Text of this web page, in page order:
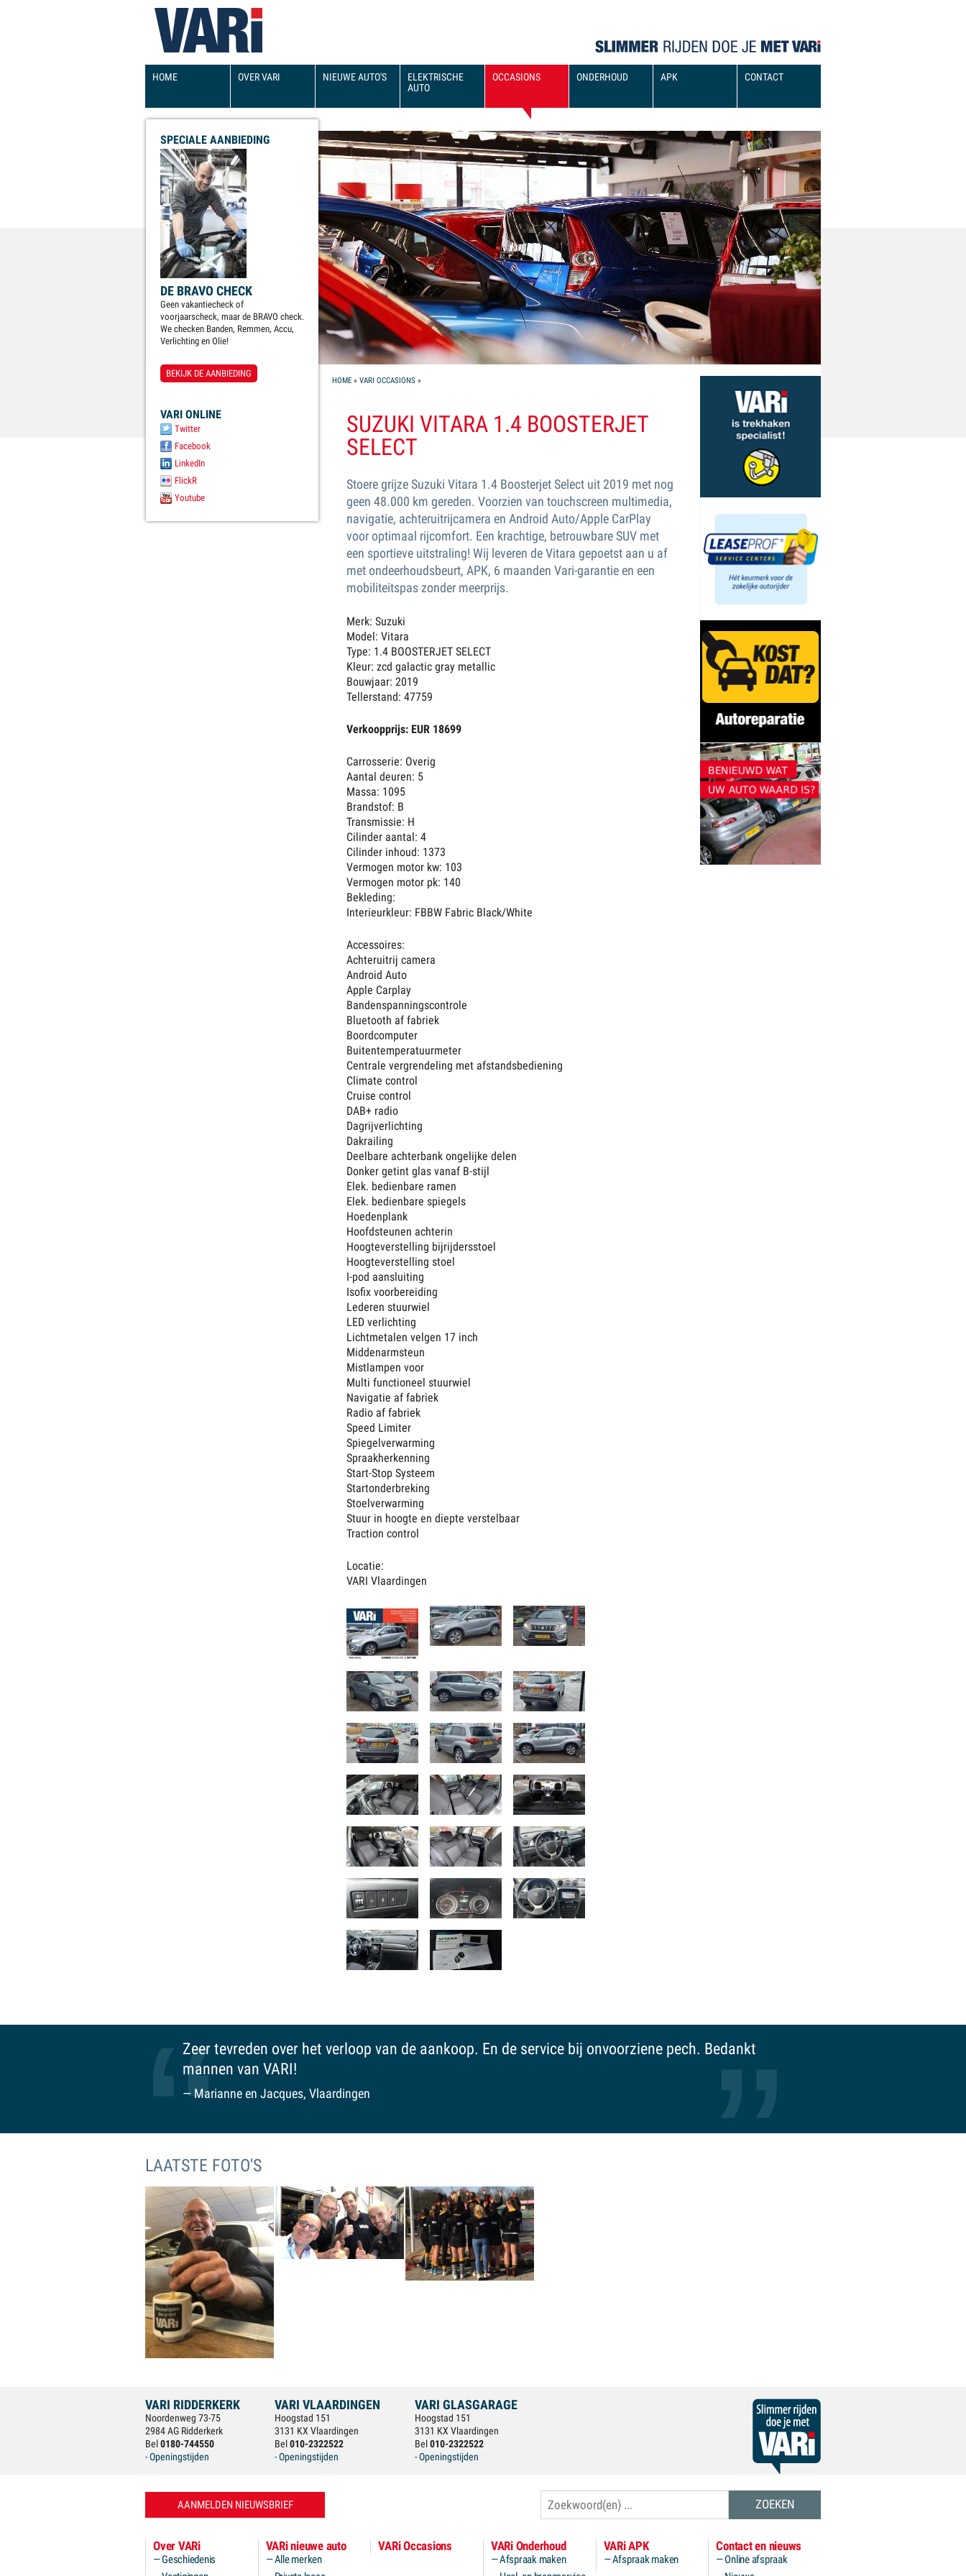
YOU ARE HERE
HOME »VARI OCCASIONS »
SUZUKI VITARA 1.4 BOOSTERJET
SELECT
Stoere grijze Suzuki Vitara 1.4 Boosterjet Select uit 2019 met nog
geen 48.000 km gereden. Voorzien van touchscreen multimedia,
navigatie, achteruitrijcamera en Android Auto/Apple CarPlay
voor optimaal rijcomfort. Een krachtige, betrouwbare SUV met
een sportieve uitstraling! Wij leveren de Vitara gepoetst aan u af
met ondeerhoudsbeurt, APK, 6 maanden Vari-garantie en een
mobiliteitspas zonder meerprijs.
Merk: Suzuki
Model: Vitara
Type: 1.4 BOOSTERJET SELECT
Kleur: zcd galactic gray metallic
Bouwjaar: 2019
Tellerstand: 47759
Verkoopprijs: EUR 18699
Carrosserie: Overig
Aantal deuren: 5
Massa: 1095
Brandstof: B
Transmissie: H
Cilinder aantal: 4
Cilinder inhoud: 1373
Vermogen motor kw: 103
Vermogen motor pk: 140
Bekleding:
Interieurkleur: FBBW Fabric Black/White
Accessoires:
Achteruitrij camera
Android Auto
Apple Carplay
Bandenspanningscontrole
Bluetooth af fabriek
Boordcomputer
Buitentemperatuurmeter
Centrale vergrendeling met afstandsbediening
Climate control
Cruise control
DAB+ radio
Dagrijverlichting
Dakrailing
Deelbare achterbank ongelijke delen
Donker getint glas vanaf B-stijl
Elek. bedienbare ramen
Elek. bedienbare spiegels
Hoedenplank
Hoofdsteunen achterin
Hoogteverstelling bijrijdersstoel
Hoogteverstelling stoel
I-pod aansluiting
Isofix voorbereiding
Lederen stuurwiel
LED verlichting
Lichtmetalen velgen 17 inch
Middenarmsteun
Mistlampen voor
Multi functioneel stuurwiel
Navigatie af fabriek
Radio af fabriek
Speed Limiter
Spiegelverwarming
Spraakherkenning
Start-Stop Systeem
Startonderbreking
Stoelverwarming
Stuur in hoogte en diepte verstelbaar
Traction control
Locatie:
VARI Vlaardingen
SPECIALE AANBIEDING
DE BRAVO CHECK
Geen vakantiecheck of
voorjaarscheck, maar de BRAVO check.
We checken Banden, Remmen, Accu,
Verlichting en Olie!
BEKIJK DE AANBIEDING
VARI ONLINE
Twitter
Facebook
LinkedIn
FlickR
Youtube
HOOFDMENU
HOME OVER VARI NIEUWE AUTO'S
ELEKTRISCHE
AUTO
OCCASIONS ONDERHOUD APK CONTACT
bij onvoorziene pech. Bedankt mannen van VARI!VARI is een fijne zaak: er wordt geen druk op je gelegd, vriendelijk, menselijk, bijna een
familiegevoel. Een aanrader om voor je nieuwe of gebruikte auto te gaan kijken.
Ruud, Maasland
LAATSTE FOTO'S
VARI RIDDERKERK
Noordenweg 73-75
2984 AG Ridderkerk
Bel 0180-744550
- Openingstijden
VARI VLAARDINGEN
Hoogstad 151
3131 KX Vlaardingen
Bel 010-2322522
- Openingstijden
VARI GLASGARAGE
Hoogstad 151
3131 KX Vlaardingen
Bel 010-2322522
- Openingstijden
AANMELDEN NIEUWSBRIEF
Over VARi
Geschiedenis
VARi nieuwe auto
Alle merken
VARi Occasions VARi Onderhoud
Afspraak maken
VARi APK
Afspraak maken
Contact en nieuws
Online afspraak